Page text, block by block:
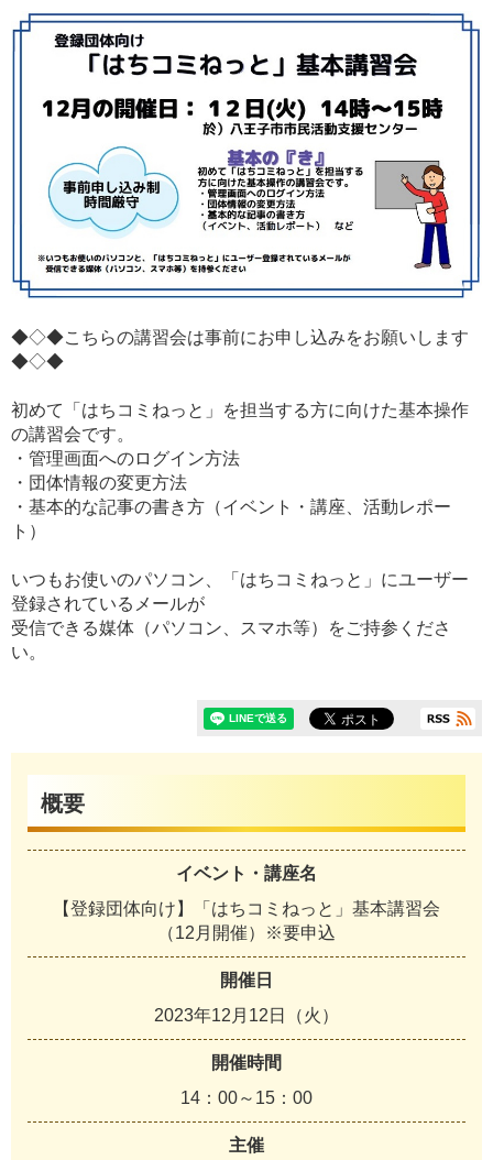
◆◇◆こちらの講習会は事前にお申し込みをお願いします
◆◇◆
初めて「はちコミねっと」を担当する方に向けた基本操作
の講習会です。
・管理画面へのログイン方法
・団体情報の変更方法
・基本的な記事の書き方（イベント・講座、活動レポー
ト）
いつもお使いのパソコン、「はちコミねっと」にユーザー
登録されているメールが
受信できる媒体（パソコン、スマホ等）をご持参くださ
い。
概要
イベント・講座名
【登録団体向け】「はちコミねっと」基本講習会
（12月開催）※要申込
開催日
2023年12月12日（火）
開催時間
14：00～15：00
主催